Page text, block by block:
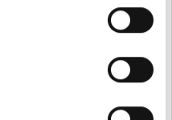
”Hur skolan fungerar blir